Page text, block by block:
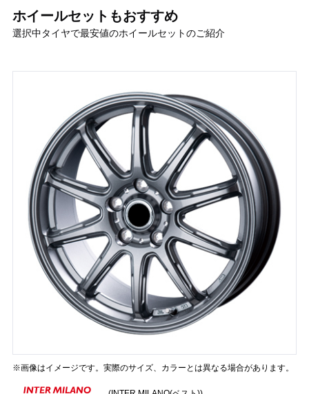
ホイールセットもおすすめ
選択中タイヤで最安値のホイールセットのご紹介
※画像はイメージです。実際のサイズ、カラーとは異なる場合があります。